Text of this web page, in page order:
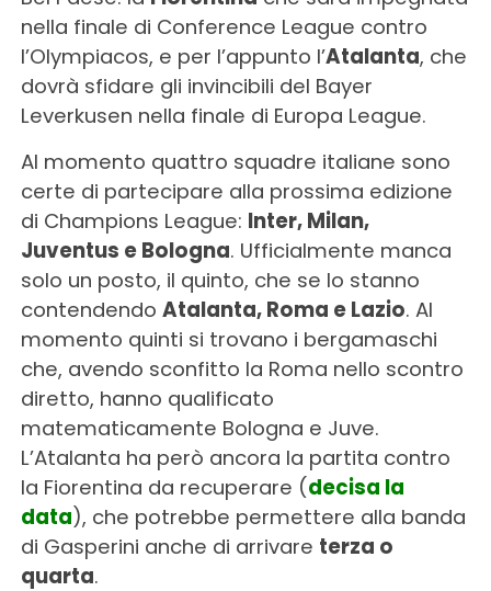
nella finale di Conference League contro
l’Olympiacos, e per l’appunto l’Atalanta, che
dovrà sfidare gli invincibili del Bayer
Leverkusen nella finale di Europa League.
Al momento quattro squadre italiane sono
certe di partecipare alla prossima edizione
di Champions League: Inter, Milan,
Juventus e Bologna. Ufficialmente manca
solo un posto, il quinto, che se lo stanno
contendendo Atalanta, Roma e Lazio. Al
momento quinti si trovano i bergamaschi
che, avendo sconfitto la Roma nello scontro
diretto, hanno qualificato
matematicamente Bologna e Juve.
L’Atalanta ha però ancora la partita contro
la Fiorentina da recuperare (decisa la
data), che potrebbe permettere alla banda
di Gasperini anche di arrivare terza o
quarta.